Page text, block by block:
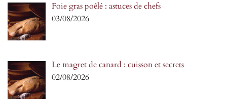
Foie gras poêlé : astuces de chefs
03/08/2026
Le magret de canard : cuisson et secrets
02/08/2026